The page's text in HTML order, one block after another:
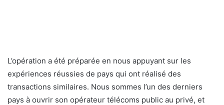
L’opération a été préparée en nous appuyant sur les
expériences réussies de pays qui ont réalisé des
transactions similaires. Nous sommes l’un des derniers
pays à ouvrir son opérateur télécoms public au privé, et